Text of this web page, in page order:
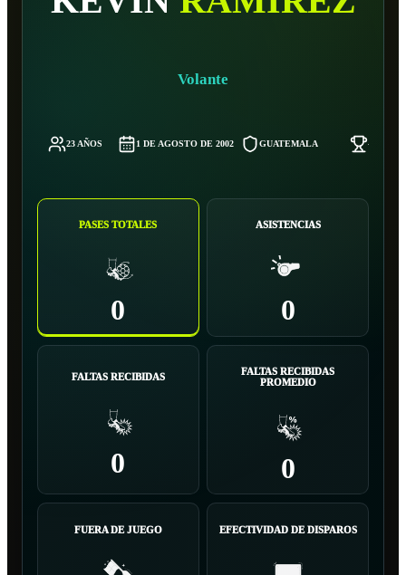
Volante
23 AÑOS 1 DE AGOSTO DE 2002 GUATEMALA -
PASES TOTALES
0
ASISTENCIAS
0
FALTAS RECIBIDAS
0
FALTAS RECIBIDAS
PROMEDIO
0
FUERA DE JUEGO EFECTIVIDAD DE DISPAROS